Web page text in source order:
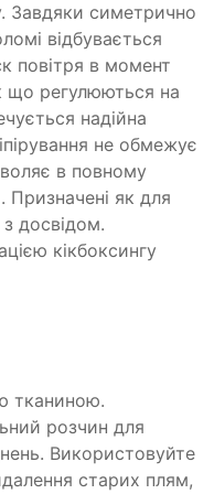
Завдяки симетрично
відбувається
повітря в момент
що регулюються на
надійна
не обмежує
в повному
Призначені як для
з досвідом.
кікбоксингу
тканиною.
розчин для
Використовуйте
старих плям,